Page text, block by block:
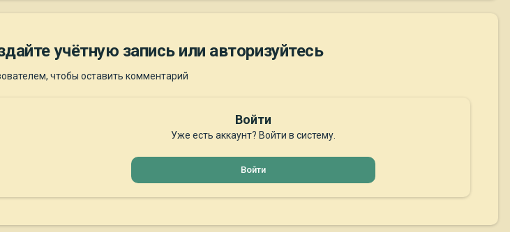
учётную запись или авторизуйтесь
чтобы оставить комментарий
Войти
Уже есть аккаунт? Войти в систему.
Войти